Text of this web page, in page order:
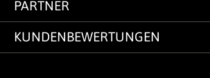
PARTNER
KUNDENBEWERTUNGEN